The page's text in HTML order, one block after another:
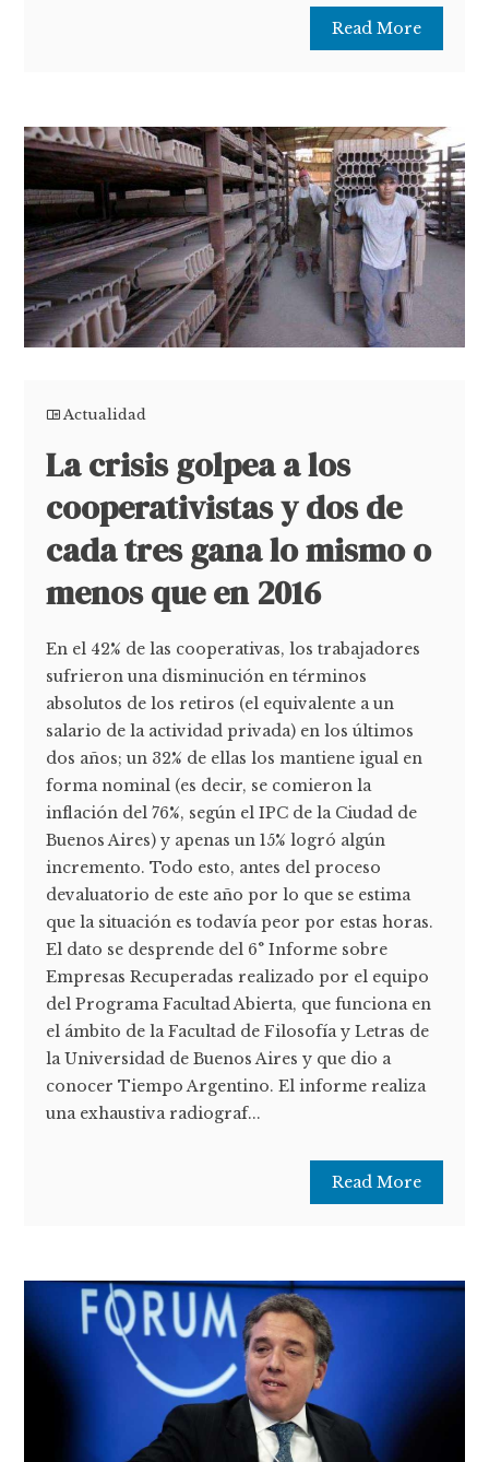
Read More
Actualidad
La crisis golpea a los
cooperativistas y dos de
cada tres gana lo mismo o
menos que en 2016
En el 42% de las cooperativas, los trabajadores
sufrieron una disminución en términos
absolutos de los retiros (el equivalente a un
salario de la actividad privada) en los últimos
dos años; un 32% de ellas los mantiene igual en
forma nominal (es decir, se comieron la
inflación del 76%, según el IPC de la Ciudad de
Buenos Aires) y apenas un 15% logró algún
incremento. Todo esto, antes del proceso
devaluatorio de este año por lo que se estima
que la situación es todavía peor por estas horas.
El dato se desprende del 6° Informe sobre
Empresas Recuperadas realizado por el equipo
del Programa Facultad Abierta, que funciona en
el ámbito de la Facultad de Filosofía y Letras de
la Universidad de Buenos Aires y que dio a
conocer Tiempo Argentino. El informe realiza
una exhaustiva radiograf...
Read More